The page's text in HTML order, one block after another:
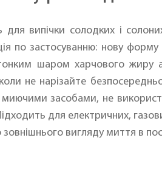
для випічки солодких і
по застосуванню: нову
шаром харчового
не нарізайте
засобами, не
для електричних,
вигляду миття в